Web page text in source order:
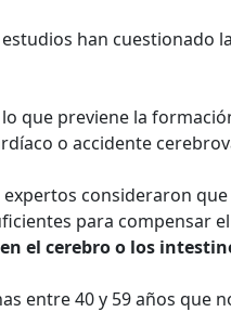
han cuestionado
lo que previene la
o accidente
consideraron
para compensar
el cerebro o los
entre 40 y 59 años que